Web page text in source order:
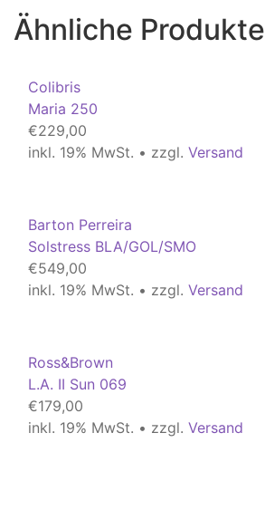
Ähnliche Produkte
Colibris
Maria 250
€229,00
inkl. 19% MwSt. • zzgl. Versand
Barton Perreira
Solstress BLA/GOL/SMO
€549,00
inkl. 19% MwSt. • zzgl. Versand
Ross&Brown
L.A. II Sun 069
€179,00
inkl. 19% MwSt. • zzgl. Versand